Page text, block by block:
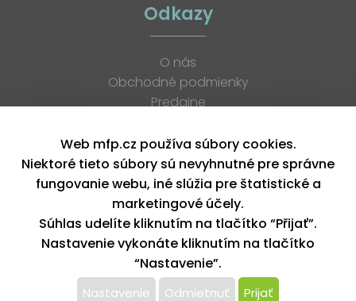
Odkazy
O nás
Obchodné podmienky
Predajne
K stiahnutiu
Blog
Kontakt
Kariéra
XML feed
Copyright © 2026, MFP paper s. r. o. | Všetky práva vyhradené
design by MFP
Web mfp.cz používa súbory cookies.
Niektoré tieto súbory sú nevyhnutné pre správne
fungovanie webu, iné slúžia pre štatistické a
marketingové účely.
Súhlas udelíte kliknutím na tlačítko “Přijať”.
Nastavenie vykonáte kliknutím na tlačítko
“Nastavenie”.
Nastavenie Odmietnuť Prijať